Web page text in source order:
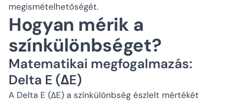
megismételhetőségét.
Hogyan mérik a
színkülönbséget?
Matematikai megfogalmazás:
Delta E (ΔE)
A Delta E (ΔE) a színkülönbség észlelt mértékét